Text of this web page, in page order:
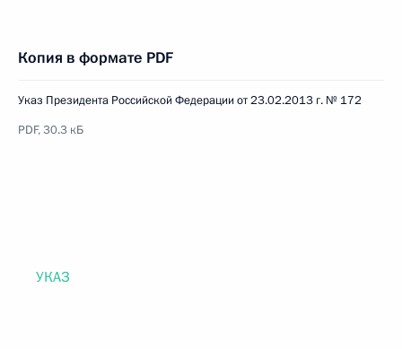
Копия в формате PDF
Указ Президента Российской Федерации от 23.02.2013 г. № 172
PDF, 30.3 кБ
УКАЗ